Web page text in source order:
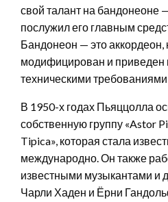
свой талант на бандонеоне
послужил его главным
Бандонеон — это
модифицирован и приведен
техническими
В 1950-х годах Пьяццолла
собственную группу «Astor
Tipica», которая стала
международно. Он также
известными музыкантами и
Чарли Хаден и Ёрни